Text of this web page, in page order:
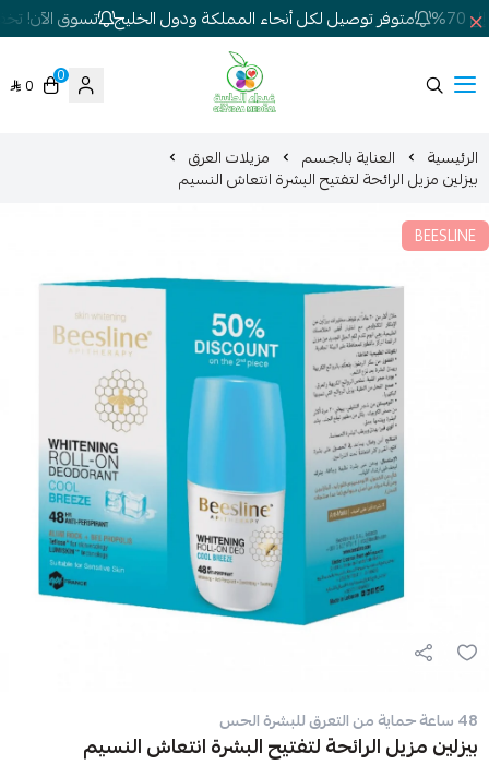
متوفر توصيل لكل أنحاء المملكة ودول الخليج تسوق الآن!
شركة غيداء المتطورة الطبية
0
0
الرئيسية العناية بالجسم مزيلات العرق
بيزلين مزيل الرائحة لتفتيح البشرة انتعاش النسيم
BEESLINE
48 ساعة حماية من التعرق للبشرة الحس
بيزلين مزيل الرائحة لتفتيح البشرة انتعاش النسيم